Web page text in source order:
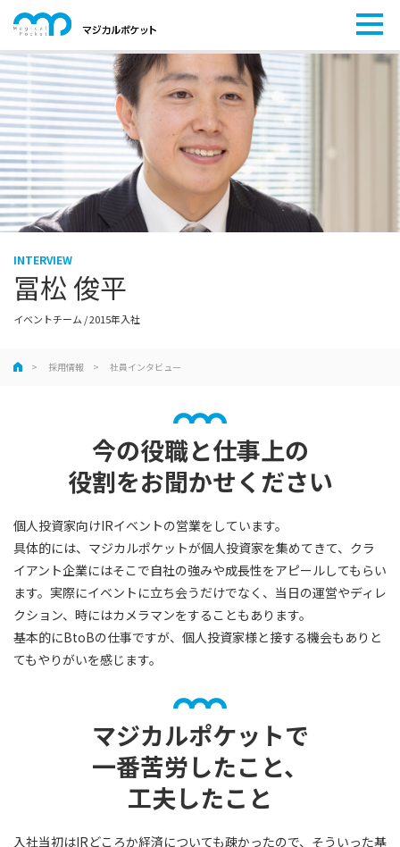
INTERVIEW
冨松 俊平
イベントチーム / 2015年入社
採用情報 社員インタビュー
今の役職と仕事上の
役割をお聞かせください
個人投資家向けIRイベントの営業をしています。
具体的には、マジカルポケットが個人投資家を集めてきて、クラ
イアント企業にはそこで自社の強みや成長性をアピールしてもらい
ます。実際にイベントに立ち会うだけでなく、当日の運営やディレ
クション、時にはカメラマンをすることもあります。
基本的にBtoBの仕事ですが、個人投資家様と接する機会もありと
てもやりがいを感じます。
マジカルポケットで
一番苦労したこと、
工夫したこと
入社当初はIRどころか経済についても疎かったので、そういった基